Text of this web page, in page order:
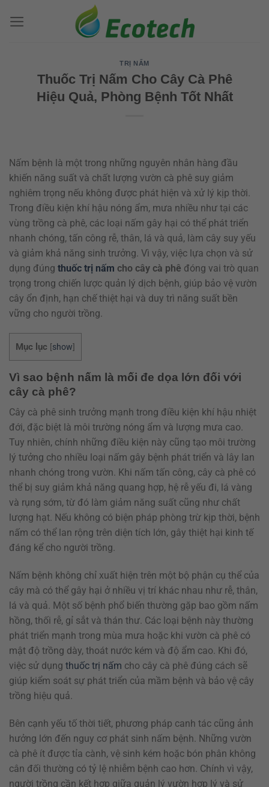
qua
TRỊ NẤM
Thuốc Trị Nấm Cho Cây Cà Phê
Hiệu Quả, Phòng Bệnh Tốt Nhất
Nấm bệnh là một trong những nguyên nhân hàng đầu
khiến năng suất và chất lượng vườn cà phê suy giảm
nghiêm trọng nếu không được phát hiện và xử lý kịp thời.
Trong điều kiện khí hậu nóng ẩm, mưa nhiều như tại các
vùng trồng cà phê, các loại nấm gây hại có thể phát triển
nhanh chóng, tấn công rễ, thân, lá và quả, làm cây suy yếu
và giảm khả năng sinh trưởng. Vì vậy, việc lựa chọn và sử
dụng đúng thuốc trị nấm cho cây cà phê đóng vai trò quan
trọng trong chiến lược quản lý dịch bệnh, giúp bảo vệ vườn
cây ổn định, hạn chế thiệt hại và duy trì năng suất bền
vững cho người trồng.
Mục lục [show]
Vì sao bệnh nấm là mối đe dọa lớn đối với
cây cà phê?
Cây cà phê sinh trưởng mạnh trong điều kiện khí hậu nhiệt
đới, đặc biệt là môi trường nóng ẩm và lượng mưa cao.
Tuy nhiên, chính những điều kiện này cũng tạo môi trường
lý tưởng cho nhiều loại nấm gây bệnh phát triển và lây lan
nhanh chóng trong vườn. Khi nấm tấn công, cây cà phê có
thể bị suy giảm khả năng quang hợp, hệ rễ yếu đi, lá vàng
và rụng sớm, từ đó làm giảm năng suất cũng như chất
lượng hạt. Nếu không có biện pháp phòng trừ kịp thời, bệnh
nấm có thể lan rộng trên diện tích lớn, gây thiệt hại kinh tế
đáng kể cho người trồng.
Nấm bệnh không chỉ xuất hiện trên một bộ phận cụ thể của
cây mà có thể gây hại ở nhiều vị trí khác nhau như rễ, thân,
lá và quả. Một số bệnh phổ biến thường gặp bao gồm nấm
hồng, thối rễ, gỉ sắt và thán thư. Các loại bệnh này thường
phát triển mạnh trong mùa mưa hoặc khi vườn cà phê có
mật độ trồng dày, thoát nước kém và độ ẩm cao. Khi đó,
việc sử dụng thuốc trị nấm cho cây cà phê đúng cách sẽ
giúp kiểm soát sự phát triển của mầm bệnh và bảo vệ cây
trồng hiệu quả.
Bên cạnh yếu tố thời tiết, phương pháp canh tác cũng ảnh
hưởng lớn đến nguy cơ phát sinh nấm bệnh. Những vườn
cà phê ít được tỉa cành, vệ sinh kém hoặc bón phân không
cân đối thường có tỷ lệ nhiễm bệnh cao hơn. Chính vì vậy,
người trồng cần kết hợp giữa quản lý vườn hợp lý và sử